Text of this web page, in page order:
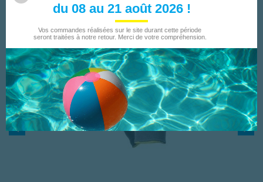
du 08 au 21 août 2026 !
Vos commandes réalisées sur le site durant cette période
seront traitées à notre retour. Merci de votre compréhension.